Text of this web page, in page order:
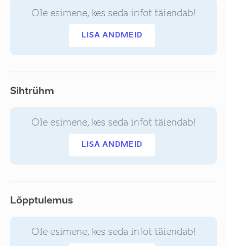
Ole esimene, kes seda infot täiendab!
LISA ANDMEID
Sihtrühm
Ole esimene, kes seda infot täiendab!
LISA ANDMEID
Lõpptulemus
Ole esimene, kes seda infot täiendab!